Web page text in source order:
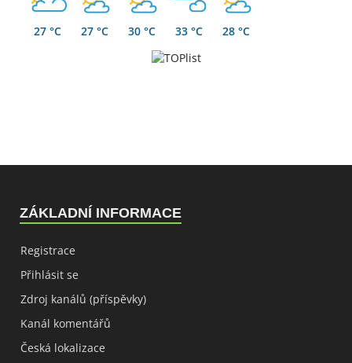
27 °C 27 °C 30 °C 33 °C 28 °C
ZÁKLADNÍ INFORMACE
Registrace
Přihlásit se
Zdroj kanálů (příspěvky)
Kanál komentářů
Česká lokalizace